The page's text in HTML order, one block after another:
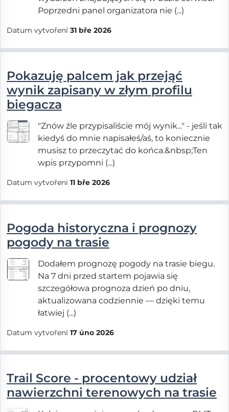
Poprzedni panel organizatora nie (...)
Datum vytvoření 31 bře 2026
Pokazuję palcem jak przejąć
wynik zapisany w złym profilu
biegacza
"Znów źle przypisaliście mój wynik..." - jeśli tak
kiedyś do mnie napisałeś/aś, to koniecznie
musisz to przeczytać do końca.&nbsp;Ten
wpis przypomni (...)
Datum vytvoření 11 bře 2026
Pogoda historyczna i prognozy
pogody na trasie
Dodałem prognozę pogody na trasie biegu.
Na 7 dni przed startem pojawia się
szczegółowa prognoza dzień po dniu,
aktualizowana codziennie — dzięki temu
łatwiej (...)
Datum vytvoření 17 úno 2026
Trail Score - procentowy udział
nawierzchni terenowych na trasie